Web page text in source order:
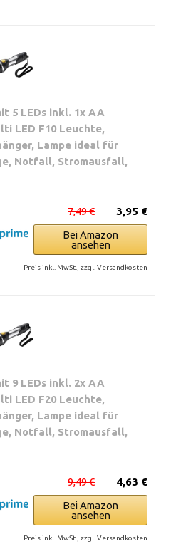
5 LEDs inkl. 1x AA
LED F10 Leuchte,
Lampe ideal für
Notfall, Stromausfall,
3,95 €
7,49 €
Bei Amazon
ansehen
Preis inkl. MwSt., zzgl. Versandkosten
9 LEDs inkl. 2x AA
LED F20 Leuchte,
Lampe ideal für
Notfall, Stromausfall,
4,63 €
9,49 €
Bei Amazon
ansehen
Preis inkl. MwSt., zzgl. Versandkosten